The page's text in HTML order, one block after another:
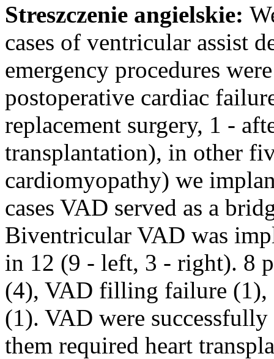
Streszczenie angielskie:
cases of ventricular assist
emergency procedures
postoperative cardiac
replacement surgery, 1 -
transplantation), in other
cardiomyopathy) we
cases VAD served as a
Biventricular VAD was
in 12 (9 - left, 3 - right). 8
(4), VAD filling failure (1),
(1). VAD were
them required heart